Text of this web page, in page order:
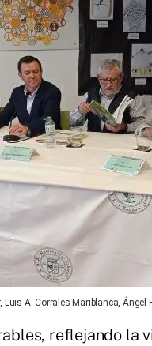
Luis A. Corrales Mariblanca, Ángel
reflejando la